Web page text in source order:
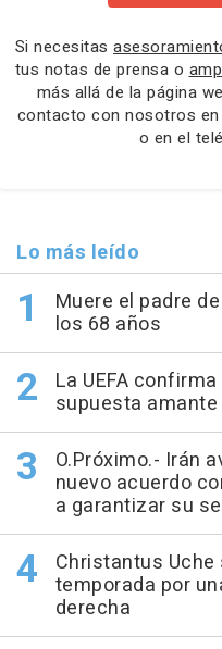
Si necesitas
tus notas de prensa o
más allá de la página
contacto con nosotros en
o en el
Lo más leído
Muere el padre
los 68 años
La UEFA
supuesta
O.Próximo.- Irán
nuevo acuerdo
a garantizar su
Christantus
temporada por
derecha